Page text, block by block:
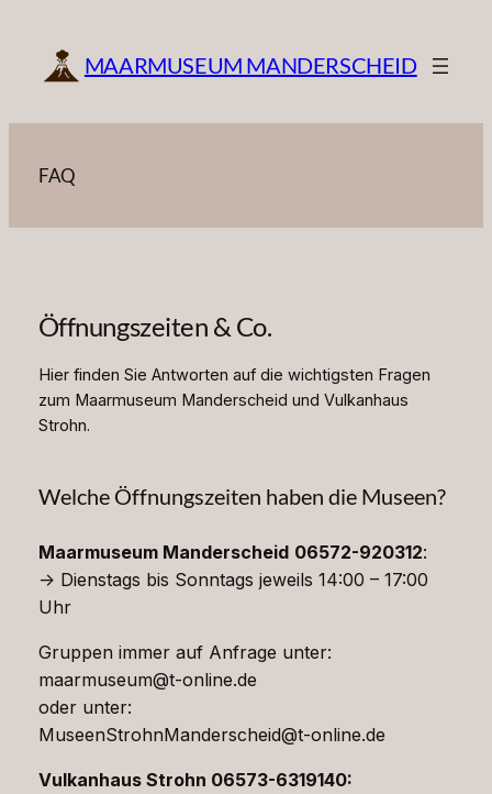
springen
MAARMUSEUM MANDERSCHEID
FAQ
Öffnungszeiten & Co.
Hier finden Sie Antworten auf die wichtigsten Fragen
zum Maarmuseum Manderscheid und Vulkanhaus
Strohn.
Welche Öffnungszeiten haben die Museen?
Maarmuseum Manderscheid 06572-920312:
-> Dienstags bis Sonntags jeweils 14:00 – 17:00
Uhr
Gruppen immer auf Anfrage unter:
maarmuseum@t-online.de
oder unter:
MuseenStrohnManderscheid@t-online.de
Vulkanhaus Strohn 06573-6319140: